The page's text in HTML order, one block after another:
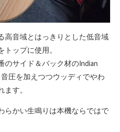
高音域とはっきりとした低音域
ップに使用。
のサイド＆バック材のIndian
圧を加えつつウッディでやわ
す。
らかい生鳴りは本機ならではで